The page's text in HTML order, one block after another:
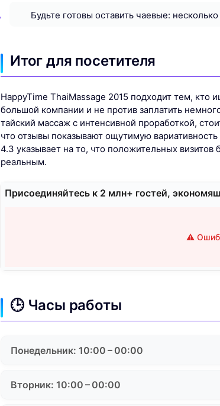
Будьте готовы оставить чаевые:
Итог для посетителя
HappyTime ThaiMassage 2015 подходит тем,
большой компании и не против заплатить
тайский массаж с интенсивной проработкой,
что отзывы показывают ощутимую
4.3 указывает на то, что положительных
реальным.
Присоединяйтесь к 2 млн+ гостей,
⚠️
🕒 Часы работы
Понедельник: 10:00 – 00:00
Вторник: 10:00 – 00:00